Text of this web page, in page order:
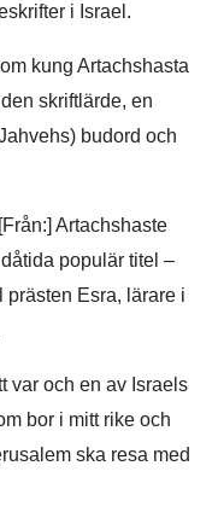
i Israel.
kung Artachshasta
skriftlärde, en
budord och
Artachshaste
populär titel –
prästen Esra, lärare i
var och en av Israels
bor i mitt rike och
ska resa med